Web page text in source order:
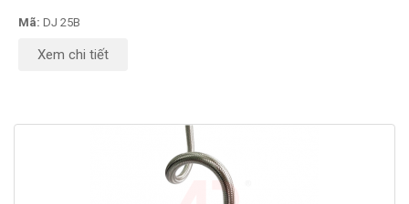
Mã: DJ 25B
Xem chi tiết